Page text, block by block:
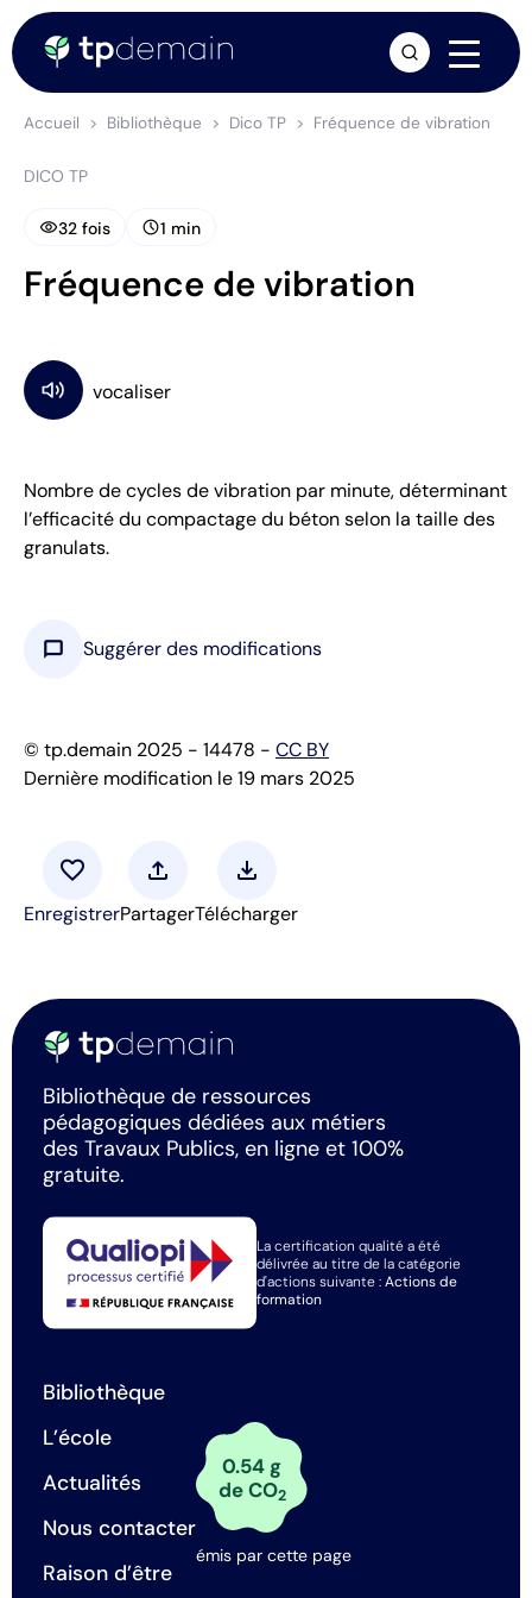
Accueil Bibliothèque Dico TP Fréquence de vibration
DICO TP
visibility32 fois schedule1 min
Fréquence de vibration
Nombre de cycles de vibration par minute, déterminant
l’efficacité du compactage du béton selon la taille des
granulats.
chat_bubble Suggérer des modifications
© tp.demain 2025 - 14478 - CC BY
Dernière modification le 19 mars 2025
favorite
Enregistrer
upload
Partager
download
Télécharger
Bibliothèque de ressources
pédagogiques dédiées aux métiers
des Travaux Publics, en ligne et 100%
gratuite.
La certification qualité a été
délivrée au titre de la catégorie
d'actions suivante :Actions de
formation
Bibliothèque
L’école
Actualités
Nous contacter
Raison d’être
0.54 g
de CO2
émis par cette page
arrow_forward